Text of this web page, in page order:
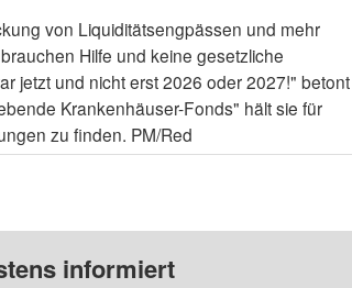
von Liquiditätsengpässen und mehr
Hilfe und keine gesetzliche
jetzt und nicht erst 2026 oder 2027!" betont
Krankenhäuser-Fonds" hält sie für
zu finden. PM/Red
informiert